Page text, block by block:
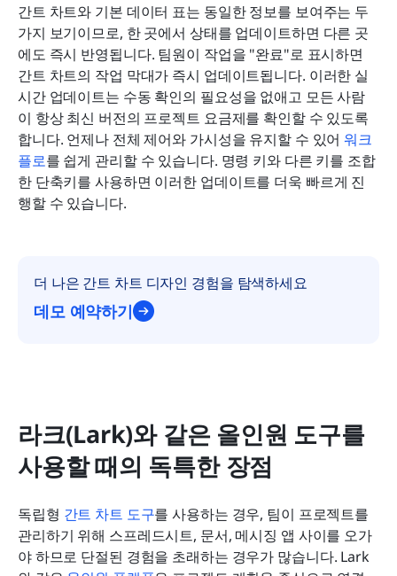
간트 차트와 기본 데이터 표는 동일한 정보를 보여주는 두
가지 보기이므로, 한 곳에서 상태를 업데이트하면 다른 곳
에도 즉시 반영됩니다. 팀원이 작업을 "완료"로 표시하면
간트 차트의 작업 막대가 즉시 업데이트됩니다. 이러한 실
시간 업데이트는 수동 확인의 필요성을 없애고 모든 사람
이 항상 최신 버전의 프로젝트 요금제를 확인할 수 있도록
합니다. 언제나 전체 제어와 가시성을 유지할 수 있어 워크
플로를 쉽게 관리할 수 있습니다. 명령 키와 다른 키를 조합
한 단축키를 사용하면 이러한 업데이트를 더욱 빠르게 진
행할 수 있습니다.
더 나은 간트 차트 디자인 경험을 탐색하세요
데모 예약하기
라크(Lark)와 같은 올인원 도구를
사용할 때의 독특한 장점
독립형 간트 차트 도구를 사용하는 경우, 팀이 프로젝트를
관리하기 위해 스프레드시트, 문서, 메시징 앱 사이를 오가
야 하므로 단절된 경험을 초래하는 경우가 많습니다. Lark